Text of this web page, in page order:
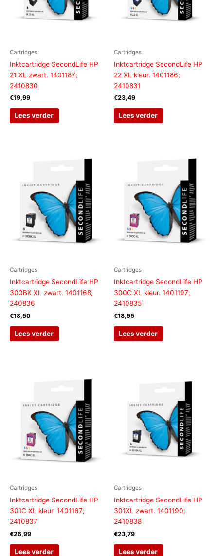
Cartridges
Inktcartridge SecondLife HP
21 XL zwart. 1401187;
2410830
€19,99
Lees verder
Cartridges
Inktcartridge SecondLife HP
22 XL kleur. 1401186;
2410831
€23,49
Lees verder
Cartridges
Inktcartridge SecondLife HP
300BK XL zwart. 1401168;
240836
€18,50
Lees verder
Cartridges
Inktcartridge SecondLife HP
300C XL kleur. 1401197;
2410835
€18,95
Lees verder
Cartridges
Inktcartridge SecondLife HP
301C XL kleur. 1401167;
2410837
€26,99
Lees verder
Cartridges
Inktcartridge SecondLife HP
301XL zwart. 1401190;
2410838
€23,79
Lees verder